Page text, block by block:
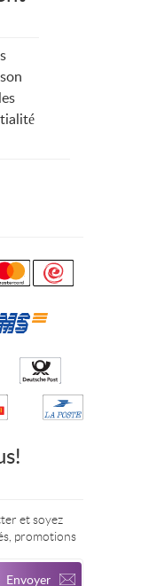
et soyez
promotions